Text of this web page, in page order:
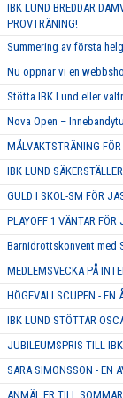
IBK LUND BREDDAR
PROVTRÄNING!
Summering av första
Nu öppnar vi en
Stötta IBK Lund eller
Nova Open –
MÅLVAKTSTRÄNING
IBK LUND
GULD I SKOL-SM FÖR
PLAYOFF 1 VÄNTAR FÖR
Barnidrottskonvent med
MEDLEMSVECKA PÅ
HÖGEVALLSCUPEN - EN
IBK LUND STÖTTAR
JUBILEUMSPRIS TILL
SARA SIMONSSON - EN
ANMÄL ER TILL